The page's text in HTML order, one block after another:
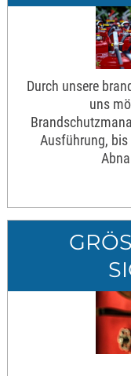
Durch unsere
uns
Ausführung,